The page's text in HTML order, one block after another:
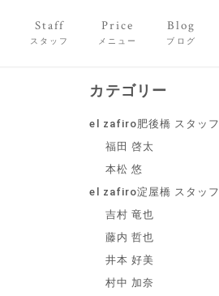
Staff
スタッフ
Price
メニュー
Blog
ブログ
カテゴリー
el zafiro肥後橋 スタッフ
福田 啓太
本松 悠
el zafiro淀屋橋 スタッフ
吉村 竜也
藤内 哲也
井本 好美
村中 加奈